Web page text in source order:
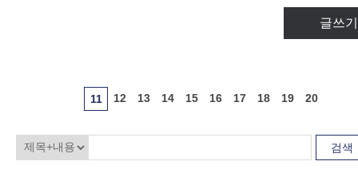
글쓰기
11 12 13 14 15 16 17 18 19 20
검색